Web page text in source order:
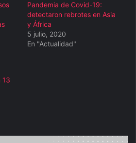
Pandemia de Covid-19:
detectaron rebrotes en Asia
y África
5 julio, 2020
En "Actualidad"
13